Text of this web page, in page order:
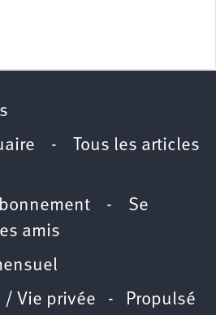
- Tous les articles
- Se
amis
Vie privée - Propulsé